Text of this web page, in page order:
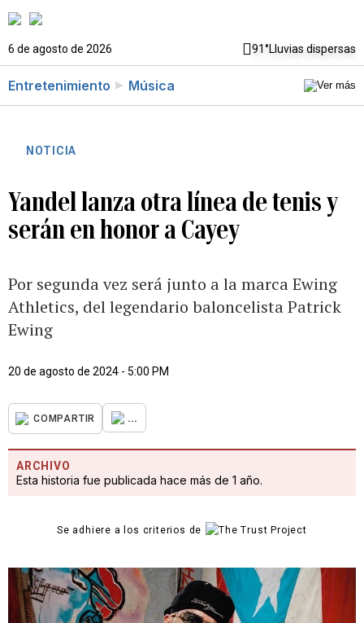
6 de agosto de 2026 91°Lluvias dispersas
Entretenimiento Música
NOTICIA
Yandel lanza otra línea de tenis y
serán en honor a Cayey
Por segunda vez será junto a la marca Ewing
Athletics, del legendario baloncelista Patrick
Ewing
20 de agosto de 2024 - 5:00 PM
COMPARTIR ...
ARCHIVO
Esta historia fue publicada hace más de 1 año.
Se adhiere a los criterios de